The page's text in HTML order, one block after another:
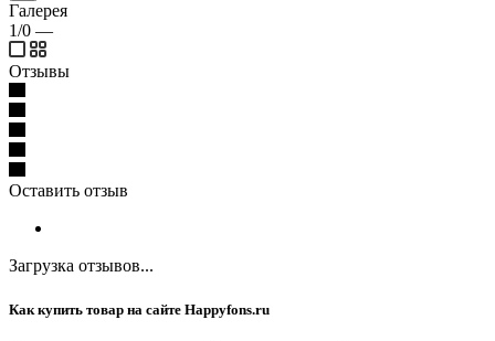
Галерея
1/0 —
Отзывы
Оставить отзыв
Загрузка отзывов...
Как купить товар на сайте Happyfons.ru